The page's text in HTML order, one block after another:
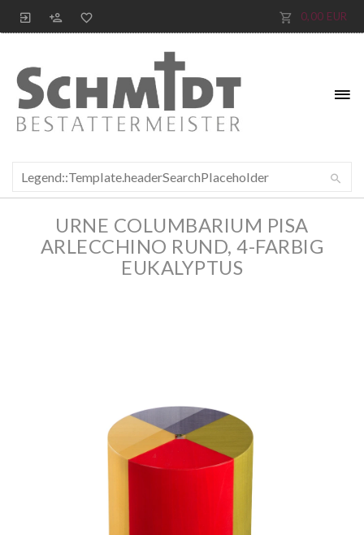
0,00 EUR
URNE COLUMBARIUM PISA
ARLECCHINO RUND, 4-FARBIG
EUKALYPTUS